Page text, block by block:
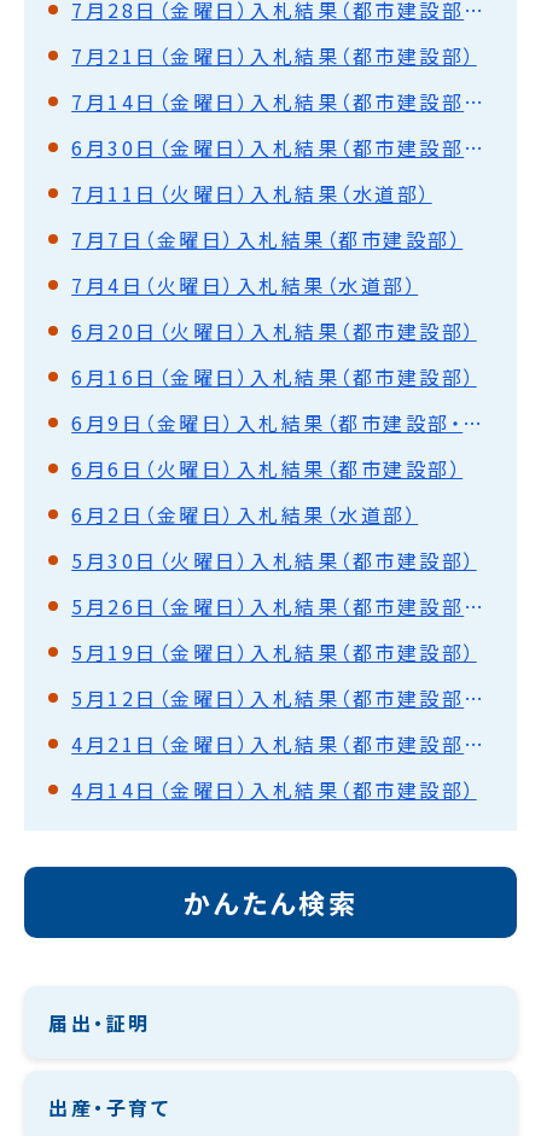
7月28日（金曜日）入札結果（都市建設部・水道部）
7月21日（金曜日）入札結果（都市建設部）
7月14日（金曜日）入札結果（都市建設部・水道部）
6月30日（金曜日）入札結果（都市建設部・水道部）
7月11日（火曜日）入札結果（水道部）
7月7日（金曜日）入札結果（都市建設部）
7月4日（火曜日）入札結果（水道部）
6月20日（火曜日）入札結果（都市建設部）
6月16日（金曜日）入札結果（都市建設部）
6月9日（金曜日）入札結果（都市建設部・水道部）
6月6日（火曜日）入札結果（都市建設部）
6月2日（金曜日）入札結果（水道部）
5月30日（火曜日）入札結果（都市建設部）
5月26日（金曜日）入札結果（都市建設部・水道部）
5月19日（金曜日）入札結果（都市建設部）
5月12日（金曜日）入札結果（都市建設部・水道部）
4月21日（金曜日）入札結果（都市建設部・水道部）
4月14日（金曜日）入札結果（都市建設部）
かんたん検索
届出・証明
出産・子育て